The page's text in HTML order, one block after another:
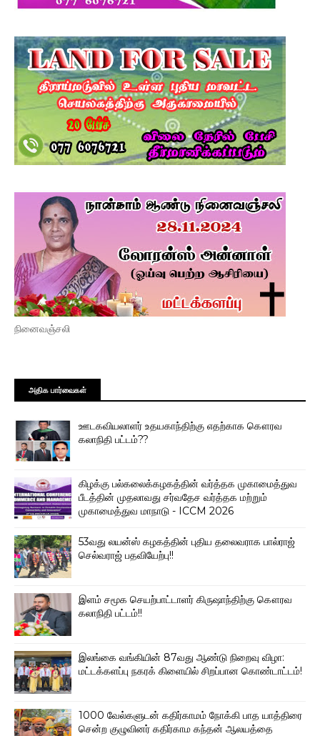
நினைவஞ்சலி
அதிக பார்வைகள்
ஊடகவியலாளர் உதயகாந்திற்கு எதற்காக கௌரவ
கலாநிதி பட்டம்??
கிழக்கு பல்கலைக்கழகத்தின் வர்த்தக முகாமைத்துவ
பீடத்தின் முதலாவது சர்வதேச வர்த்தக மற்றும்
முகாமைத்துவ மாநாடு - ICCM 2026
53வது லயன்ஸ் கழகத்தின் புதிய தலைவராக பால்ராஜ்
செல்வராஜ் பதவியேற்பு!!
இளம் சமூக செயற்பாட்டாளர் கிருஷாந்திற்கு கௌரவ
கலாநிதி பட்டம்!!
இலங்கை வங்கியின் 87வது ஆண்டு நிறைவு விழா:
மட்டக்களப்பு நகரக் கிளையில் சிறப்பான கொண்டாட்டம்!
1000 வேல்களுடன் கதிர்காமம் நோக்கி பாத யாத்திரை
சென்ற குழுவினர் கதிர்காம கந்தன் ஆலயத்தை